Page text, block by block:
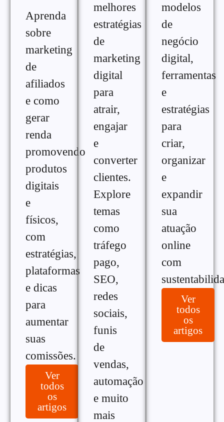
Aprenda
sobre
marketing
de
afiliados
e como
gerar
renda
promovendo
produtos
digitais
e
físicos,
com
estratégias,
plataformas
e dicas
para
aumentar
suas
comissões.
Ver
todos
os
artigos
melhores
estratégias
de
marketing
digital
para
atrair,
engajar
e
converter
clientes.
Explore
temas
como
tráfego
pago,
SEO,
redes
sociais,
funis
de
vendas,
automação
e muito
mais
modelos
de
negócio
digital,
ferramentas
e
estratégias
para
criar,
organizar
e
expandir
sua
atuação
online
com
Ver
todos
os
artigos